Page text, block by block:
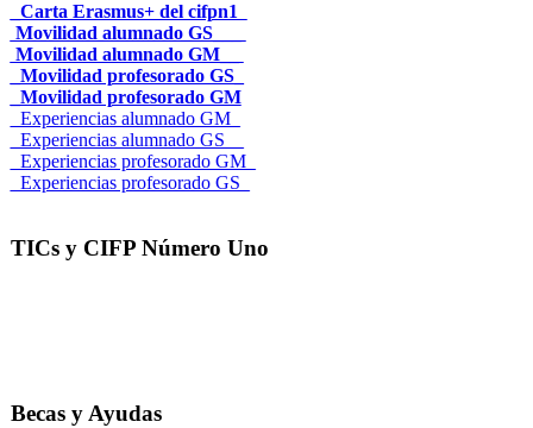
_Carta Erasmus+ del cifpn1
Movilidad alumnado GS___
Movilidad alumnado GM__
_Movilidad profesorado GS_
_Movilidad profesorado GM
_Experiencias alumnado GM_
_Experiencias alumnado GS__
_Experiencias profesorado GM_
_Experiencias profesorado GS_
TICs y CIFP Número Uno
Becas y Ayudas